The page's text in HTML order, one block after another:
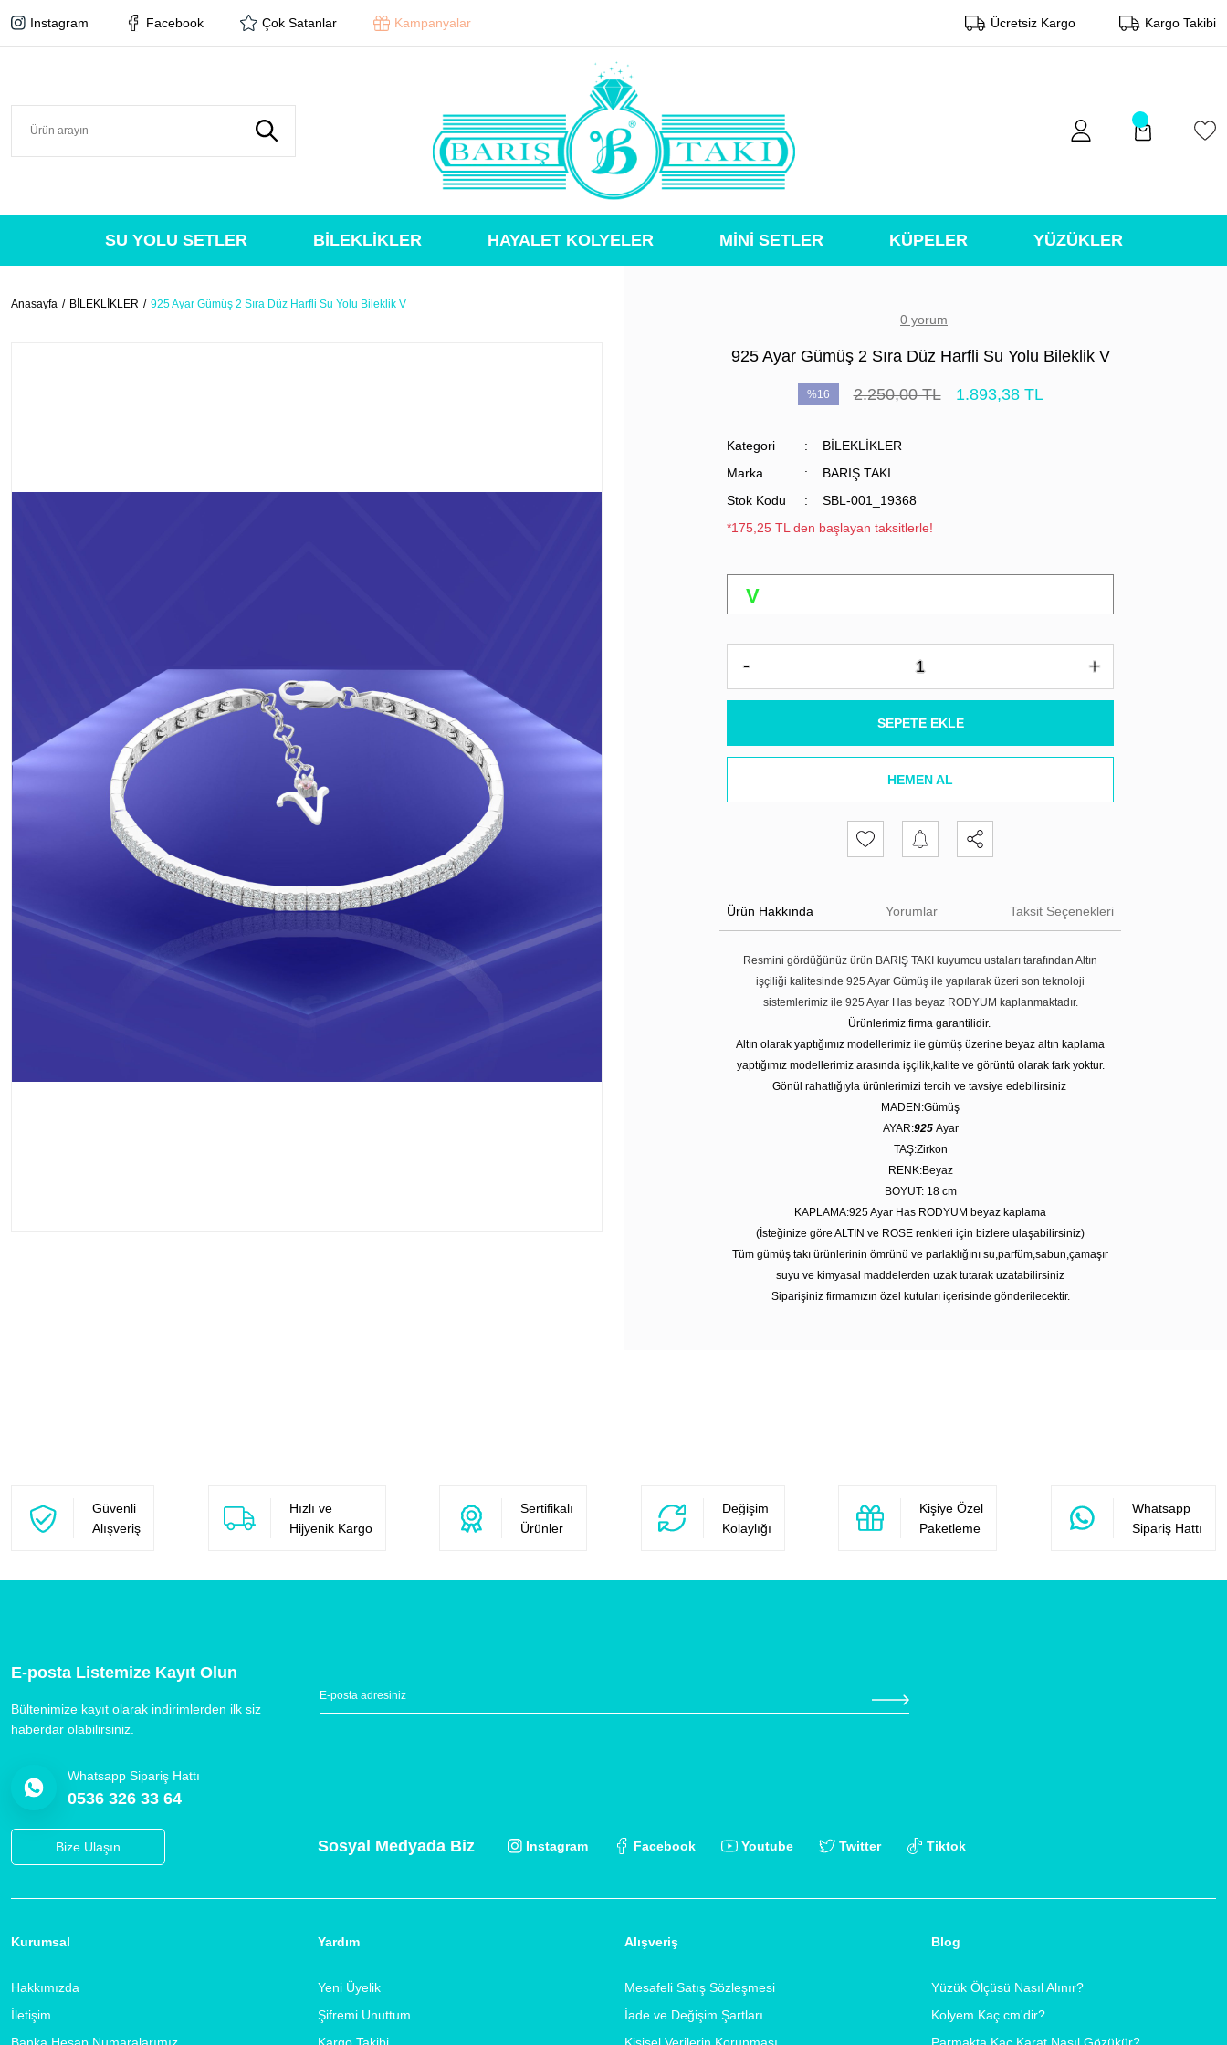
Instagram Facebook Çok Satanlar Kampanyalar Ücretsiz Kargo Kargo Takibi
SU YOLU SETLER BİLEKLİKLER HAYALET KOLYELER MİNİ SETLER KÜPELER YÜZÜKLER
Anasayfa BİLEKLİKLER 925 Ayar Gümüş 2 Sıra Düz Harfli Su Yolu Bileklik V
0 yorum
925 Ayar Gümüş 2 Sıra Düz Harfli Su Yolu Bileklik V
%16 2.250,00 TL 1.893,38 TL
Kategori
BİLEKLİKLER
Marka
BARIŞ TAKI
Stok Kodu
SBL-001_19368
*175,25 TL den başlayan taksitlerle!
SEPETE EKLE
HEMEN AL
Ürün Hakkında Yorumlar Taksit Seçenekleri
Resmini gördüğünüz ürün BARIŞ TAKI kuyumcu ustaları tarafından Altın
işçiliği kalitesinde 925 Ayar Gümüş ile yapılarak üzeri son teknoloji
sistemlerimiz ile 925 Ayar Has beyaz RODYUM kaplanmaktadır.
Ürünlerimiz firma garantilidir.
Altın olarak yaptığımız modellerimiz ile gümüş üzerine beyaz altın kaplama
yaptığımız modellerimiz arasında işçilik,kalite ve görüntü olarak fark yoktur.
Gönül rahatlığıyla ürünlerimizi tercih ve tavsiye edebilirsiniz
MADEN:Gümüş
AYAR:925 Ayar
TAŞ:Zirkon
RENK:Beyaz
BOYUT: 18 cm
KAPLAMA:925 Ayar Has RODYUM beyaz kaplama
(İsteğinize göre ALTIN ve ROSE renkleri için bizlere ulaşabilirsiniz)
Tüm gümüş takı ürünlerinin ömrünü ve parlaklığını su,parfüm,sabun,çamaşır
suyu ve kimyasal maddelerden uzak tutarak uzatabilirsiniz
Siparişiniz firmamızın özel kutuları içerisinde gönderilecektir.
Güvenli
Alışveriş
Hızlı ve
Hijyenik Kargo
Sertifikalı
Ürünler
Değişim
Kolaylığı
Kişiye Özel
Paketleme
Whatsapp
Sipariş Hattı
E-posta Listemize Kayıt Olun
Bültenimize kayıt olarak indirimlerden ilk siz
haberdar olabilirsiniz.
Whatsapp Sipariş Hattı
0536 326 33 64
Bize Ulaşın Sosyal Medyada Biz Instagram Facebook Youtube Twitter Tiktok
Kurumsal
Hakkımızda
İletişim
Yardım
Yeni Üyelik
Şifremi Unuttum
Alışveriş
Mesafeli Satış Sözleşmesi
İade ve Değişim Şartları
Blog
Yüzük Ölçüsü Nasıl Alınır?
Kolyem Kaç cm'dir?